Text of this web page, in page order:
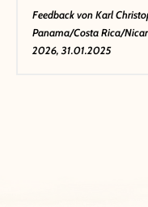
Feedback vonKarl
Panama/Costa Rica/
2026, 31.01.2025